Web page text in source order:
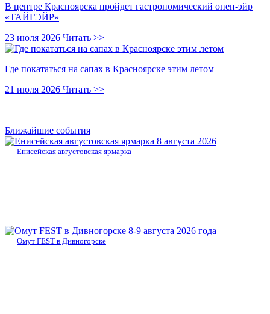
В центре Красноярска пройдет гастрономический опен-эйр
«ТАЙГЭЙР»
23 июля 2026 Читать >>
Где покататься на сапах в Красноярске этим летом
21 июля 2026 Читать >>
Ближайшие события
8 августа 2026
Енисейская августовская ярмарка
8-9 августа 2026 года
Омут FEST в Дивногорске